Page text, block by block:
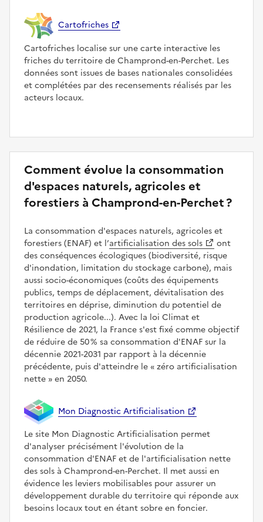
Cartofriches
Cartofriches localise sur une carte interactive les
friches du territoire de Champrond-en-Perchet. Les
données sont issues de bases nationales consolidées
et complétées par des recensements réalisés par les
acteurs locaux.
Comment évolue la consommation
d'espaces naturels, agricoles et
forestiers à Champrond-en-Perchet ?
La consommation d'espaces naturels, agricoles et
forestiers (ENAF) et l’artificialisation des sols
ont
des conséquences écologiques (biodiversité, risque
d'inondation, limitation du stockage carbone), mais
aussi socio-économiques (coûts des équipements
publics, temps de déplacement, dévitalisation des
territoires en déprise, diminution du potentiel de
production agricole...). Avec la loi Climat et
Résilience de 2021, la France s'est fixé comme objectif
de réduire de 50 % sa consommation d'ENAF sur la
décennie 2021-2031 par rapport à la décennie
précédente, puis d'atteindre le
zéro artificialisation
nette
en 2050.
Mon Diagnostic Artificialisation
Le site Mon Diagnostic Artificialisation permet
d'analyser précisément l'évolution de la
consommation d'ENAF et de l'artificialisation nette
des sols à Champrond-en-Perchet. Il met aussi en
évidence les leviers mobilisables pour assurer un
développement durable du territoire qui réponde aux
besoins locaux tout en étant sobre en foncier.